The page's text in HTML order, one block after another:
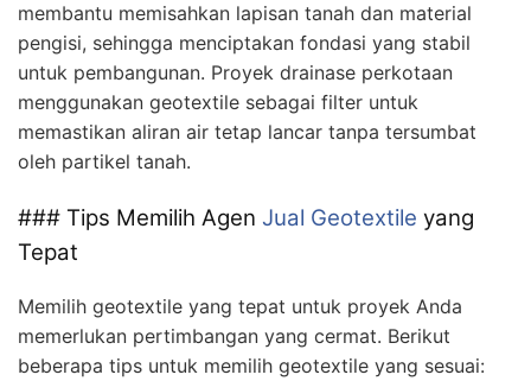
membantu memisahkan lapisan tanah dan material
pengisi, sehingga menciptakan fondasi yang stabil
untuk pembangunan. Proyek drainase perkotaan
menggunakan geotextile sebagai filter untuk
memastikan aliran air tetap lancar tanpa tersumbat
oleh partikel tanah.
### Tips Memilih Agen Jual Geotextile yang
Tepat
Memilih geotextile yang tepat untuk proyek Anda
memerlukan pertimbangan yang cermat. Berikut
beberapa tips untuk memilih geotextile yang sesuai: